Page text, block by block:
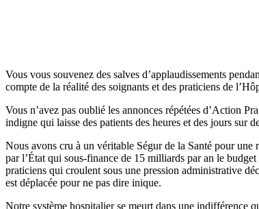
Vous vous souvenez des salves d’applaudissements
compte de la réalité des soignants et des praticiens de
Vous n’avez pas oublié les annonces répétées d’Action
indigne qui laisse des patients des heures et des jours sur
Nous avons cru à un véritable Ségur de la Santé pour une
par l’État qui sous-finance de 15 milliards par an le
praticiens qui croulent sous une pression administrative
est déplacée pour ne pas dire inique.
Notre système hospitalier se meurt dans une indifférence